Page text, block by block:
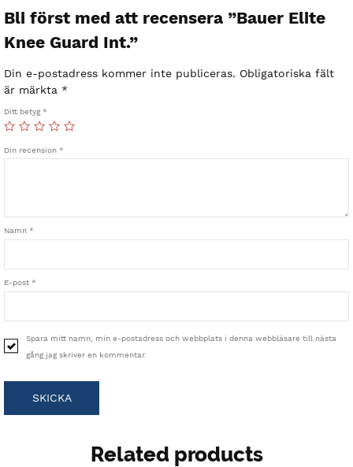
Bli först med att recensera ”Bauer Elite
Knee Guard Int.”
Din e-postadress kommer inte publiceras. Obligatoriska fält
är märkta*
Ditt betyg*
Din recension*
Namn*
E-post*
Spara mitt namn, min e-postadress och webbplats i denna webbläsare till nästa
gång jag skriver en kommentar.
Related products